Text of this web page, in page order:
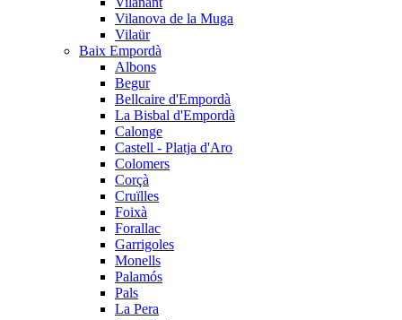
Vilanova de la Muga
Vilaür
Baix Empordà
Albons
Begur
Bellcaire d'Empordà
La Bisbal d'Empordà
Calonge
Castell - Platja d'Aro
Colomers
Corçà
Cruïlles
Foixà
Forallac
Garrigoles
Monells
Palamós
Pals
La Pera